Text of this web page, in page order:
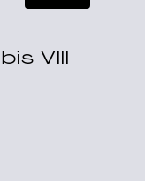
VIII